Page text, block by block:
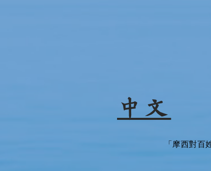
中文
「摩西對